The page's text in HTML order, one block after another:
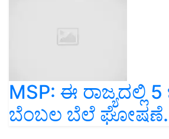
MSP: ಈ ರಾಜ್ಯದಲ್ಲಿ
ಬೆಂಬಲ ಬೆಲೆ